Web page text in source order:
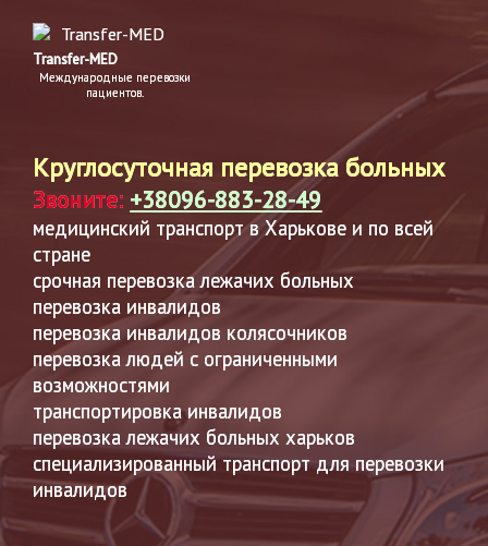
Transfer-MED
Международные перевозки
пациентов.
Круглосуточная перевозка больных
Звоните: +38096-883-28-49
медицинский транспорт в Харькове и по всей
стране
срочная перевозка лежачих больных
перевозка инвалидов
перевозка инвалидов колясочников
перевозка людей с ограниченными
возможностями
транспортировка инвалидов
перевозка лежачих больных харьков
специализированный транспорт для перевозки
инвалидов